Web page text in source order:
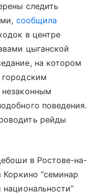
следить
сообщила
в центре
цыганской
на котором
поведения.
рейды
в Ростове-на-
“семинар